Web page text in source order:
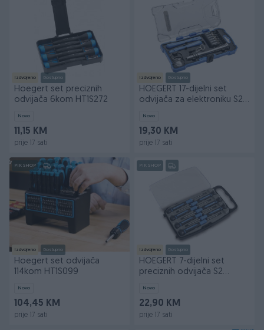
Izdvojeno Dostupno
Hoegert set preciznih
odvijača 6kom HT1S272
Novo
11,15 KM
prije 17 sati
Izdvojeno Dostupno
HOEGERT 17-dijelni set
odvijača za elektroniku S2
Novo
19,30 KM
prije 17 sati
PIK SHOP
Izdvojeno Dostupno
Hoegert set odvijača
114kom HT1S099
Novo
104,45 KM
prije 17 sati
PIK SHOP
Izdvojeno Dostupno
HOEGERT 7-dijelni set
preciznih odvijača S2
Novo
22,90 KM
prije 17 sati